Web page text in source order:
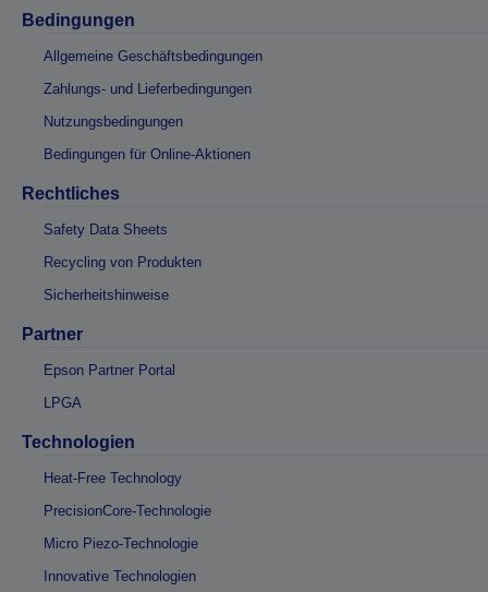
Bedingungen
Allgemeine Geschäftsbedingungen
Zahlungs- und Lieferbedingungen
Nutzungsbedingungen
Bedingungen für Online-Aktionen
Rechtliches
Safety Data Sheets
Recycling von Produkten
Sicherheitshinweise
Partner
Epson Partner Portal
LPGA
Technologien
Heat-Free Technology
PrecisionCore-Technologie
Micro Piezo-Technologie
Innovative Technologien